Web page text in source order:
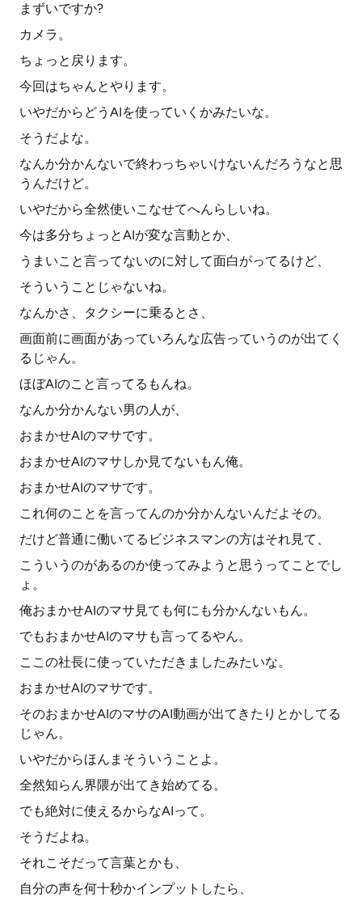
まずいですか?
カメラ。
ちょっと戻ります。
今回はちゃんとやります。
いやだからどうAIを使っていくかみたいな。
そうだよな。
なんか分かんないで終わっちゃいけないんだろうなと思
うんだけど。
いやだから全然使いこなせてへんらしいね。
今は多分ちょっとAIが変な言動とか、
うまいこと言ってないのに対して面白がってるけど、
そういうことじゃないね。
なんかさ、タクシーに乗るとさ、
画面前に画面があっていろんな広告っていうのが出てく
るじゃん。
ほぼAIのこと言ってるもんね。
なんか分かんない男の人が、
おまかせAIのマサです。
おまかせAIのマサしか見てないもん俺。
おまかせAIのマサです。
これ何のことを言ってんのか分かんないんだよその。
だけど普通に働いてるビジネスマンの方はそれ見て、
こういうのがあるのか使ってみようと思うってことでし
ょ。
俺おまかせAIのマサ見ても何にも分かんないもん。
でもおまかせAIのマサも言ってるやん。
ここの社長に使っていただきましたみたいな。
おまかせAIのマサです。
そのおまかせAIのマサのAI動画が出てきたりとかしてる
じゃん。
いやだからほんまそういうことよ。
全然知らん界隈が出てき始めてる。
でも絶対に使えるからなAIって。
そうだよね。
それこそだって言葉とかも、
自分の声を何十秒かインプットしたら、